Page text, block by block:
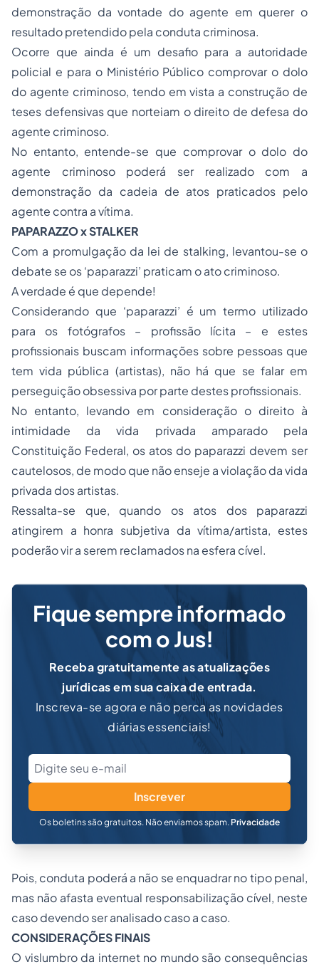
demonstração da vontade do agente em querer o
resultado pretendido pela conduta criminosa.
Ocorre que ainda é um desafio para a autoridade
policial e para o Ministério Público comprovar o dolo
do agente criminoso, tendo em vista a construção de
teses defensivas que norteiam o direito de defesa do
agente criminoso.
No entanto, entende-se que comprovar o dolo do
agente criminoso poderá ser realizado com a
demonstração da cadeia de atos praticados pelo
agente contra a vítima.
PAPARAZZO xSTALKER
Com a promulgação da lei de stalking, levantou-se o
debate se os ‘paparazzi’ praticam o ato criminoso.
A verdade é que depende!
Considerando que ‘paparazzi’ é um termo utilizado
para os fotógrafos – profissão lícita – e estes
profissionais buscam informações sobre pessoas que
tem vida pública (artistas), não há que se falar em
perseguição obsessiva por parte destes profissionais.
No entanto, levando em consideração o direito à
intimidade da vida privada amparado pela
Constituição Federal, os atos do paparazzi devem ser
cautelosos, de modo que não enseje a violação da vida
privada dos artistas.
Ressalta-se que, quando os atos dos paparazzi
atingirem a honra subjetiva da vítima/artista, estes
poderão vir a serem reclamados na esfera cível.
Fique sempre informado
com o Jus!
Receba gratuitamente as atualizações
jurídicas em sua caixa de entrada.
Inscreva-se agora e não perca as novidades
diárias essenciais!
Inscrever
Os boletins são gratuitos. Não enviamos spam. Privacidade
Pois, conduta poderá a não se enquadrar no tipo penal,
mas não afasta eventual responsabilização cível, neste
caso devendo ser analisado caso a caso.
CONSIDERAÇÕES FINAIS
O vislumbro da internet no mundo são consequências